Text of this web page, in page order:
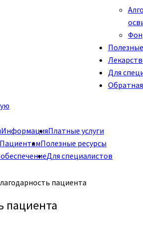
Для
ИнформацияПлатные услуги
ПациентамПолезные ресурсы
Для специалистов
пациента
пациента